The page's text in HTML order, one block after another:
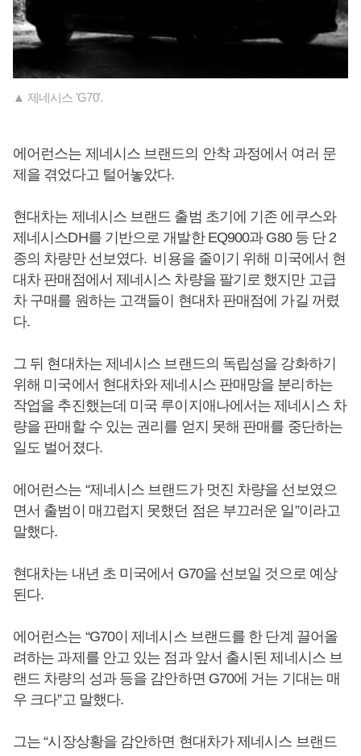
▲ 제네시스 'G70'.
에어런스는 제네시스 브랜드의 안착 과정에서 여러 문
제을 겪었다고 털어놓았다.
현대차는 제네시스 브랜드 출범 초기에 기존 에쿠스와
제네시스DH를 기반으로 개발한 EQ900과 G80 등 단 2
종의 차량만 선보였다. 비용을 줄이기 위해 미국에서 현
대차 판매점에서 제네시스 차량을 팔기로 했지만 고급
차 구매를 원하는 고객들이 현대차 판매점에 가길 꺼렸
다.
그 뒤 현대차는 제네시스 브랜드의 독립성을 강화하기
위해 미국에서 현대차와 제네시스 판매망을 분리하는
작업을 추진했는데 미국 루이지애나에서는 제네시스 차
량을 판매할 수 있는 권리를 얻지 못해 판매를 중단하는
일도 벌어졌다.
에어런스는 “제네시스 브랜드가 멋진 차량을 선보였으
면서 출범이 매끄럽지 못했던 점은 부끄러운 일”이라고
말했다.
현대차는 내년 초 미국에서 G70을 선보일 것으로 예상
된다.
에어런스는 “G70이 제네시스 브랜드를 한 단계 끌어올
려하는 과제를 안고 있는 점과 앞서 출시된 제네시스 브
랜드 차량의 성과 등을 감안하면 G70에 거는 기대는 매
우 크다”고 말했다.
그는 “시장상황을 감안하면 현대차가 제네시스 브랜드